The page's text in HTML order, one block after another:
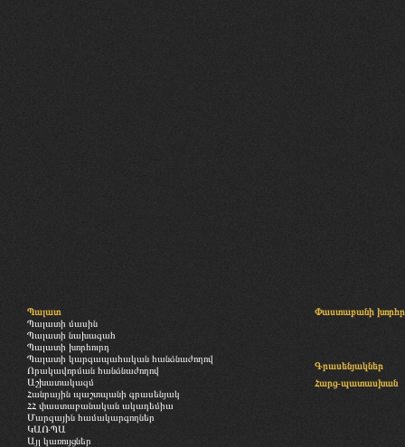
Պալատ
Պալատի մասին
Պալատի նախագահ
Պալատի խորհուրդ
Պալատի կարգապահական հանձնաժողով
Որակավորման հանձնաժողով
Աշխատակազմ
Հանրային պաշտպանի գրասենյակ
ՀՀ փաստաբանական ակադեմիա
Մարզային համակարգողներ
ԿԱՌՊԱ
Այլ կառույցներ
Փաստաբանի
Գրասենյակներ
Հարց-պատասխան